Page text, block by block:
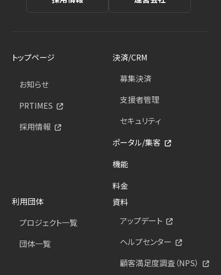
トップページ
お知らせ
PRTIMES
採用情報
決済/CRM
募集決済
支援者管理
セキュリティ
ポータル/集客
機能
料金
利用団体
プロジェクト一覧
団体一覧
資料
アップデート
ヘルプセンター
顧客満足度調査（NPS）